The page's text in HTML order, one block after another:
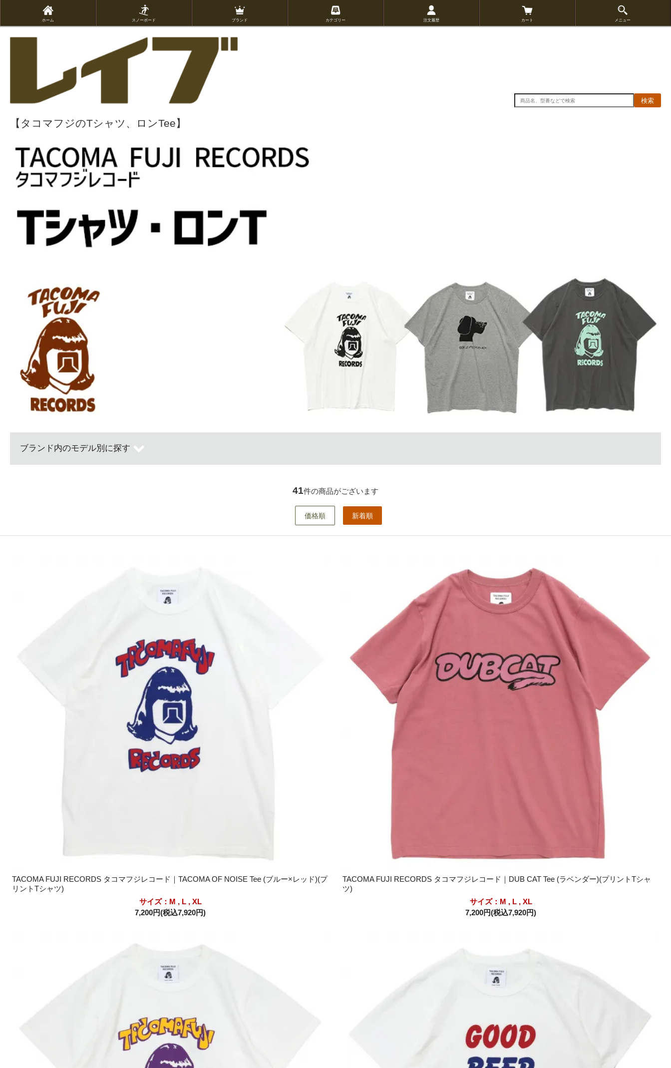
ホーム スノーボード ブランド カテゴリー 注文履歴 カート メニュー
検索
【タコマフジのTシャツ、ロンTee】
ブランド内のモデル別に探す
41件の商品がございます
価格順 新着順
TACOMA FUJI RECORDS タコマフジレコード｜TACOMA OF NOISE Tee (ブルー×レッド)(プ
リントTシャツ)
サイズ：M , L , XL
7,200円(税込7,920円)
TACOMA FUJI RECORDS タコマフジレコード｜DUB CAT Tee (ラベンダー)(プリントTシャ
ツ)
サイズ：M , L , XL
7,200円(税込7,920円)